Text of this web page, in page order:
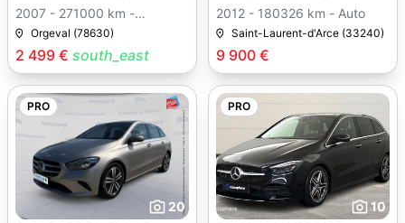
2 499 € south_east
2007 - 271000 km -
Manuelle
Orgeval (78630)
9 900 €
2012 - 180326 km - Auto
Saint-Laurent-d'Arce (33240)
PRO
20
PRO
10